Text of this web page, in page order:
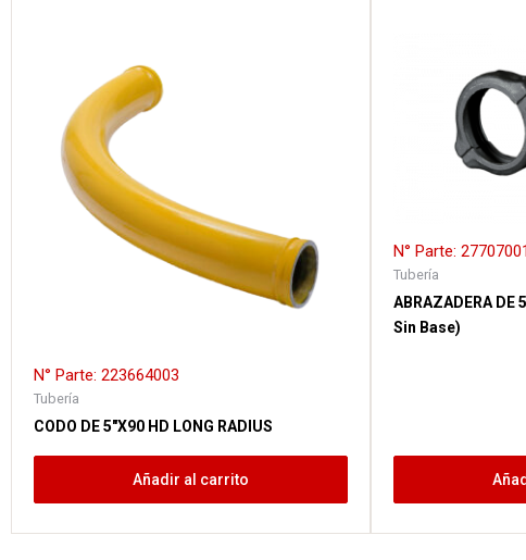
N° Parte: 223664003
Tubería
CODO DE 5″X90 HD LONG RADIUS
Añadir al carrito
N° Parte:
Tubería
ABRAZADERA
Sin Base)